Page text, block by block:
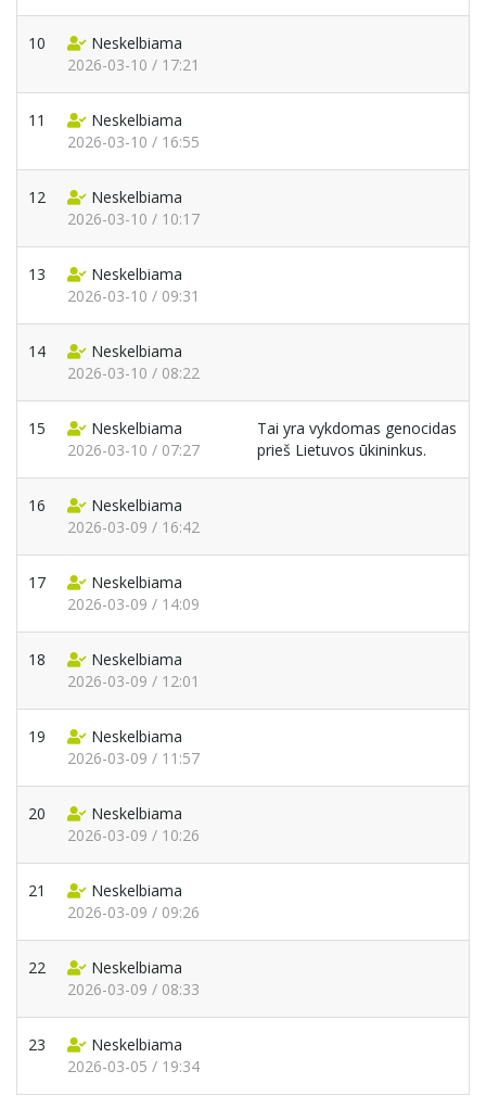
10
Neskelbiama
2026-03-10 / 17:21
11
Neskelbiama
2026-03-10 / 16:55
12
Neskelbiama
2026-03-10 / 10:17
13
Neskelbiama
2026-03-10 / 09:31
14
Neskelbiama
2026-03-10 / 08:22
15
Neskelbiama
2026-03-10 / 07:27
Tai yra vykdomas genocidas
prieš Lietuvos ūkininkus.
16
Neskelbiama
2026-03-09 / 16:42
17
Neskelbiama
2026-03-09 / 14:09
18
Neskelbiama
2026-03-09 / 12:01
19
Neskelbiama
2026-03-09 / 11:57
20
Neskelbiama
2026-03-09 / 10:26
21
Neskelbiama
2026-03-09 / 09:26
22
Neskelbiama
2026-03-09 / 08:33
23
Neskelbiama
2026-03-05 / 19:34